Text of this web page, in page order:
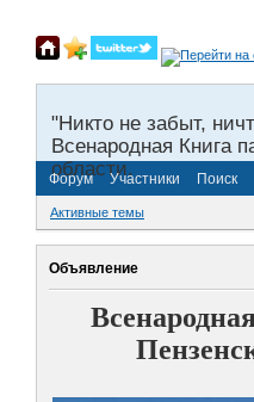
"Никто не забыт,
Всенародная Книга
области.
Форум Участники Поиск
Активные темы
Объявление